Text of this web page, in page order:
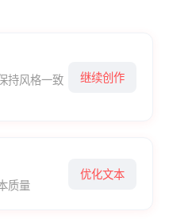
持风格一致
继续创作
质量
优化文本